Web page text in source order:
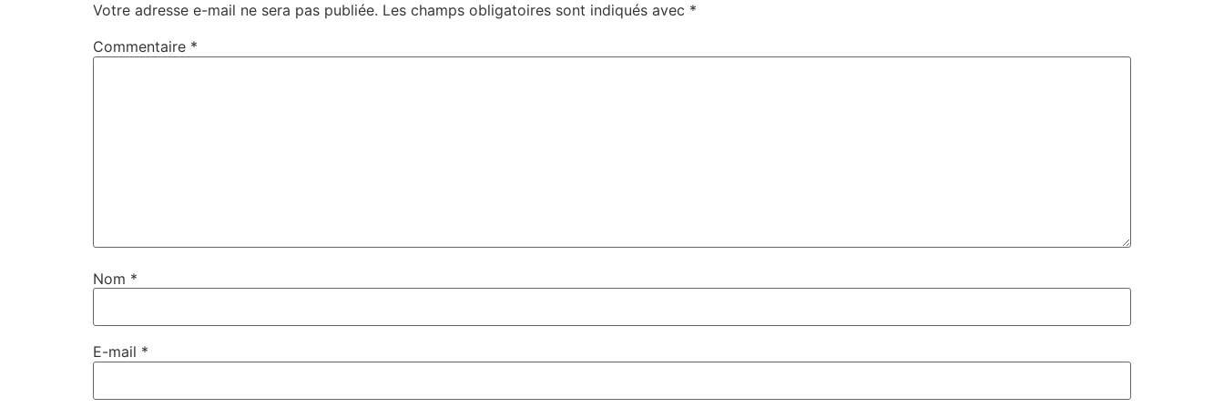
Votre adresse e-mail ne sera pas publiée. Les champs obligatoires sont indiqués avec *
Commentaire *
Nom *
E-mail *